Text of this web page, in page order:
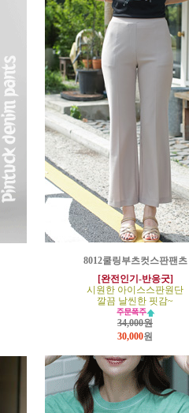
8012쿨링부츠컷스판팬츠
[완전인기-반응굿]
시원한 아이스스판원단
깔끔 날씬한 핏감~
34,000원
30,000원